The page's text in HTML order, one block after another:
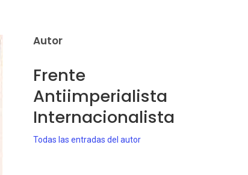
Autor
Frente
Antiimperialista
Internacionalista
Todas las entradas del autor